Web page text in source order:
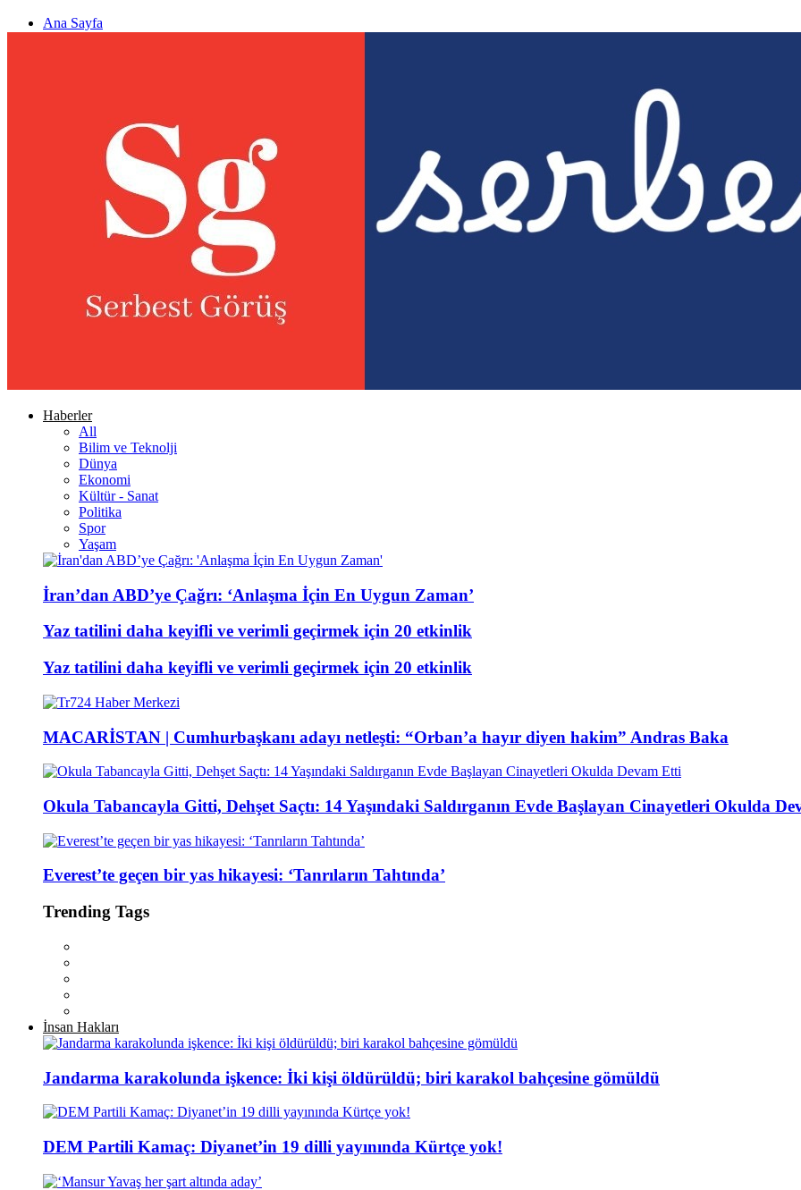
Ana Sayfa
Haberler
All
Bilim ve Teknolji
Dünya
Ekonomi
Kültür - Sanat
Politika
Spor
Yaşam
İran’dan ABD’ye Çağrı: ‘Anlaşma İçin En Uygun Zaman’
Yaz tatilini daha keyifli ve verimli geçirmek için 20 etkinlik
Yaz tatilini daha keyifli ve verimli geçirmek için 20 etkinlik
MACARİSTAN | Cumhurbaşkanı adayı netleşti: “Orban’a hayır diyen hakim” Andras Baka
Okula Tabancayla Gitti, Dehşet Saçtı: 14 Yaşındaki Saldırganın Evde Başlayan Cinayetleri Okulda
Everest’te geçen bir yas hikayesi: ‘Tanrıların Tahtında’
Trending Tags
İnsan Hakları
Jandarma karakolunda işkence: İki kişi öldürüldü; biri karakol bahçesine gömüldü
DEM Partili Kamaç: Diyanet’in 19 dilli yayınında Kürtçe yok!